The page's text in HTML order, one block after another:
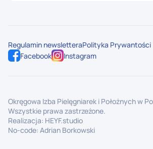
Facebook Instagram
Regulamin newsletteraPolityka Prywantości
Okręgowa Izba Pielęgniarek i Położnych w
Wszystkie prawa zastrzeżone.
Realizacja: HEYF.studio
No-code: Adrian Borkowski